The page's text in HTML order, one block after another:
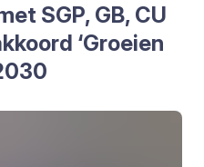
SGP, GB, CU
‘Groei­en